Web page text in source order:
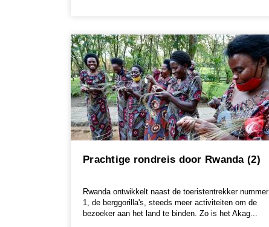
Prachtige rondreis door Rwanda (2)
Rwanda ontwikkelt naast de toeristentrekker nummer
1, de berggorilla's, steeds meer activiteiten om de
bezoeker aan het land te binden. Zo is het Akag...